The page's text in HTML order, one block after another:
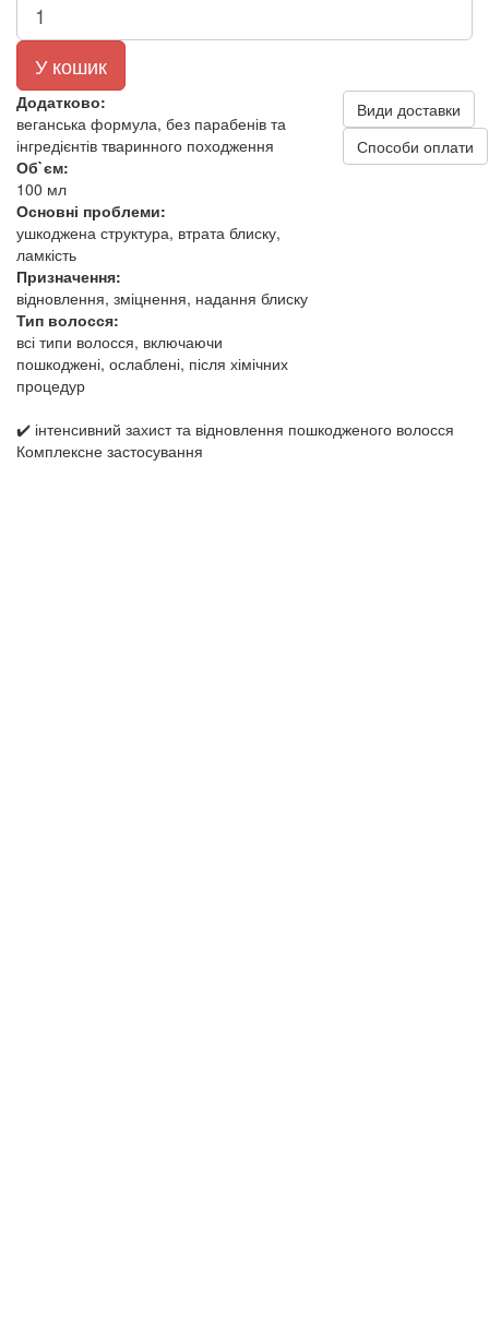
У кошик
Додатково:
веганська формула, без парабенів та
інгредієнтів тваринного походження
Об`єм:
100 мл
Основні проблеми:
ушкоджена структура, втрата блиску,
ламкість
Призначення:
відновлення, зміцнення, надання блиску
Тип волосся:
всі типи волосся, включаючи
пошкоджені, ослаблені, після хімічних
процедур
Види доставки
Способи оплати
✔️ інтенсивний захист та відновлення пошкодженого волосся
Комплексне застосування